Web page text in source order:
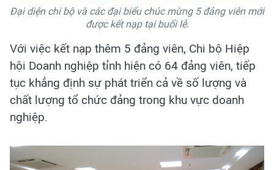
Đại diện chi bộ và các đại biểu chúc mừng 5 đảng viên mới
được kết nạp tại buổi lễ.
Với việc kết nạp thêm 5 đảng viên, Chi bộ Hiệp
hội Doanh nghiệp tỉnh hiện có 64 đảng viên, tiếp
tục khẳng định sự phát triển cả về số lượng và
chất lượng tổ chức đảng trong khu vực doanh
nghiệp.